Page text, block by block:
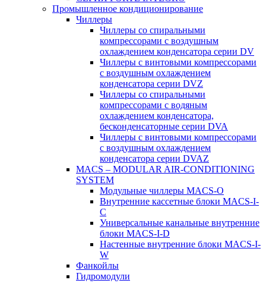
Промышленное кондиционирование
Чиллеры
Чиллеры со спиральными
компрессорами с воздушным
охлаждением конденсатора серии DV
Чиллеры с винтовыми компрессорами
с воздушным охлаждением
конденсатора серии DVZ
Чиллеры со спиральными
компрессорами с водяным
охлаждением конденсатора,
бесконденсаторные серии DVA
Чиллеры с винтовыми компрессорами
с воздушным охлаждением
конденсатора серии DVAZ
MACS – MODULAR AIR-CONDITIONING
SYSTEM
Модульные чиллеры MACS-O
Внутренние кассетные блоки MACS-I-
C
Универсальные канальные внутренние
блоки MACS-I-D
Настенные внутренние блоки MACS-I-
W
Фанкойлы
Гидромодули